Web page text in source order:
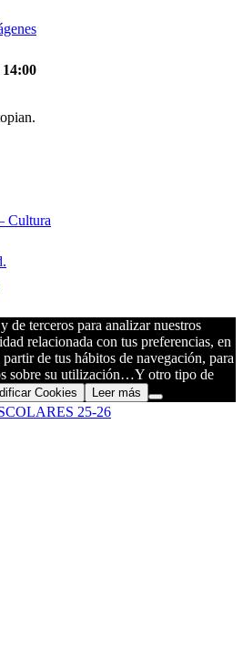
Cultura
25-26
14:00
de terceros para analizar nuestros
relacionada con tus preferencias, en
de tus hábitos de navegación, para
sobre su utilización…Y otro tipo de
Cookies Leer más